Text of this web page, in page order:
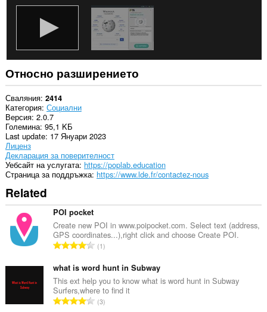
system
tray.
Това
разширение
може
да
осъществява
достъп
до
разделите
и
дейността
на
сърфиране.
Относно разширението
Сваляния 2414
Категория Социални
Версия 2.0.7
Големина 95,1 KБ
Last update 17 Януари 2023
Лиценз
Декларация за поверителност
Уебсайт на услугата https://poplab.education
Страница за поддръжка https://www.lde.fr/contactez-nous
Related
POI pocket
Create new POI in www.poipocket.com. Select text (address,
GPS coordinates...),right click and choose Create POI.
О
щ
б
р
о
1
what is word hunt in Subway
This ext help you to know what is word hunt in Subway
Surfers,where to find it
О3